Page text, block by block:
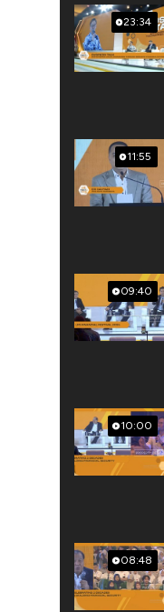
23:34
11:55
09:40
10:00
08:48